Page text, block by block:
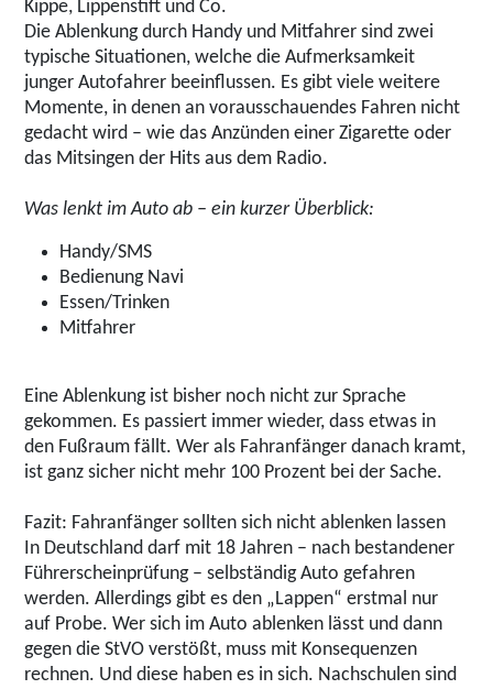
Kippe, Lippenstift und Co.
Die Ablenkung durch Handy und Mitfahrer sind zwei
typische Situationen, welche die Aufmerksamkeit
junger Autofahrer beeinflussen. Es gibt viele weitere
Momente, in denen an vorausschauendes Fahren nicht
gedacht wird – wie das Anzünden einer Zigarette oder
das Mitsingen der Hits aus dem Radio.
Was lenkt im Auto ab – ein kurzer Überblick:
Handy/SMS
Bedienung Navi
Essen/Trinken
Mitfahrer
Eine Ablenkung ist bisher noch nicht zur Sprache
gekommen. Es passiert immer wieder, dass etwas in
den Fußraum fällt. Wer als Fahranfänger danach kramt,
ist ganz sicher nicht mehr 100 Prozent bei der Sache.
Fazit: Fahranfänger sollten sich nicht ablenken lassen
In Deutschland darf mit 18 Jahren – nach bestandener
Führerscheinprüfung – selbständig Auto gefahren
werden. Allerdings gibt es den „Lappen“ erstmal nur
auf Probe. Wer sich im Auto ablenken lässt und dann
gegen die StVO verstößt, muss mit Konsequenzen
rechnen. Und diese haben es in sich. Nachschulen sind